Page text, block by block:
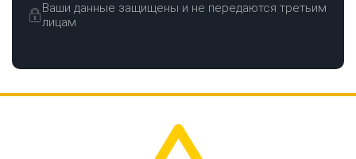
Ваши данные защищены и не передаются третьим
лицам